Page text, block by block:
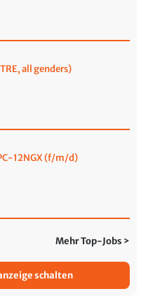
all genders)
12NGX (f/m/d)
Mehr Top-Jobs >
schalten